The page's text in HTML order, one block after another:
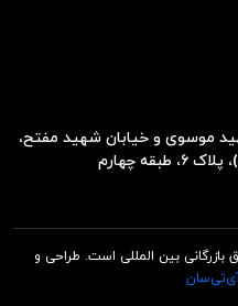
موسوی و خیابان شهید مفتح،
چهارم
بازرگانی بین المللی است. طراحی و